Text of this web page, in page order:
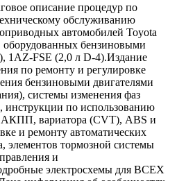
описание процедур по
обслуживанию
автомобилей Toyota
оборудованных бензиновыми
1AZ-FSE (2,0 л D-4).Издание
по ремонту и регулировке
бензиновыми двигателями
системы изменения фаз
инструкции по использованию
АКПП, вариатора (CVT), ABS и
и ремонту автоматических
элементов тормозной системы
и
электросхемы для ВСЕХ